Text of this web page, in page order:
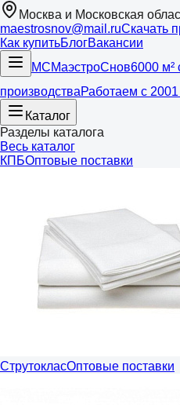
Москва и Московская
maestrosnov@mail.ruСкачать
Как купитьБлогВакансии
МСМаэстроСнов6000 м²
производстваРаботаем с 2001
Каталог
Разделы каталога
Весь каталог
КПБОптовые поставки
СтрутокласОптовые поставки